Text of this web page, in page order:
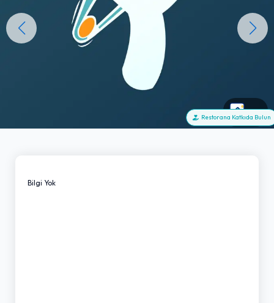
+0
Restorana Katkıda Bulun
Bilgi Yok